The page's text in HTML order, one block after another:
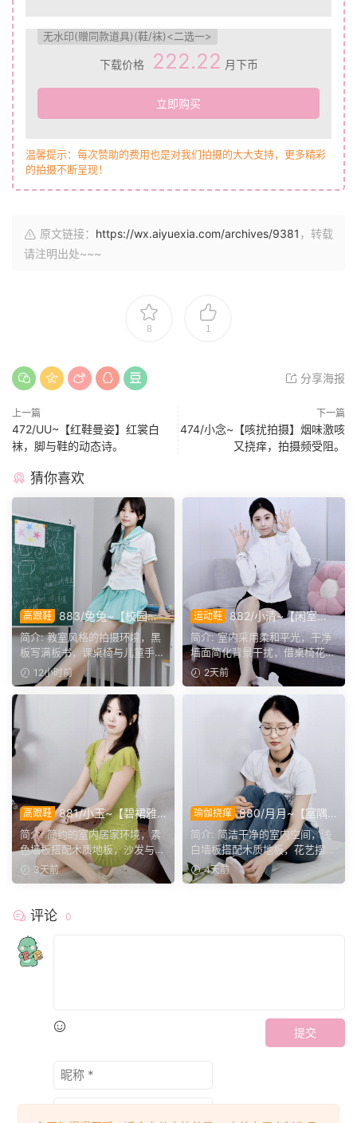
无水印(赠同款道具)(鞋/袜)<二选一>
下载价格 222.22 月下币
立即购买
温馨提示：每次赞助的费用也是对我们拍摄的大大支持，更多精彩
的拍摄不断呈现！
原文链接： https://wx.aiyuexia.com/archives/9381 ，转载
请注明出处~~~
8 1
分享海报
上一篇
472/UU~【红鞋曼姿】红裳白
袜，脚与鞋的动态诗。
下一篇
474/小念~【咳扰拍摄】烟味激咳
又挠痒，拍摄频受阻。
猜你喜欢
高跟鞋 883/兔兔~【校园清
欢】黑板课桌椅为伴，水手服
演绎烂漫青春光景。
简介: 教室风格的拍摄环境，黑
板写满板书，课桌椅与儿童手绘
作品烘托校园氛围。兔...
12小时前
运动鞋
882/小清~【闲室倩
影】素室柔光映穿搭，多样姿
态演绎清爽休闲格调。
简介: 室内采用柔和平光，干净
墙面简化背景干扰，借桌椅花艺
丰富画面层次。兼顾全...
2天前
高跟鞋 881/小玉~【碧裙雅
姿】一室柔光衬绿裙，错落姿
态尽显温婉格调。
简介: 简约的室内居家环境，素
色墙板搭配木质地板，沙发与办
公椅丰富场景层次。小...
3天前
瑜伽挠痒 880/月月~【室隅
姿影】雅室定格多样姿态，记
录鞋袜与肢体的百态呈现。
简介: 简洁干净的室内空间，浅
白墙板搭配木质地板，花艺摆件
点缀场景。月月身着白...
4天前
评论 0
提交